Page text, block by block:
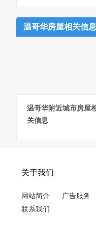
温哥华房屋相关信息
温哥华附近城市房屋
关信息
关于我们
网站简介
广告服务
联系我们